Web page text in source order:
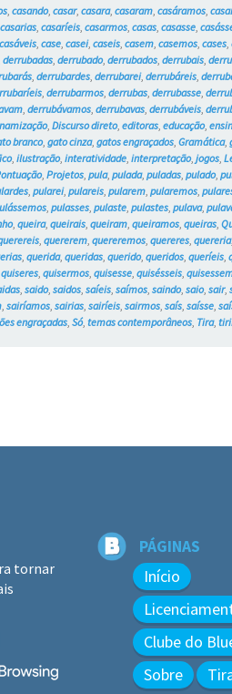
,casando,casar,casara,casaram ,casáramos ,
,casarias ,casaríeis ,casarmos ,casas ,casasse ,
casáveis ,case ,casei,caseis ,casem ,casemos ,cases ,
derrubadas ,derrubado,derrubados ,derrubais ,
,derrubardes ,derrubarei,derrubáreis ,
,derrubarmos ,derrubas ,derrubasse ,
,derrubávamos ,derrubavas ,derrubáveis ,
,Discurso direto,editoras ,educação,
branco,gato cinza,gatos engraçados ,Gramática,
,ilustração,interatividade ,interpretação,jogos ,
,Projetos ,pula,pulada,puladas ,pulado,
,pularei,pulareis ,pularem ,pularemos ,
,pulasses ,pulaste ,pulastes ,pulava,
,queira,queirais ,queiram ,queiramos ,queiras ,
,quererem ,quereremos ,quereres ,quereria
,querida,queridas ,querido,queridos ,queríeis ,
,quiseres ,quisermos ,quisesse ,quisésseis ,
,saido,saidos ,saíeis ,saímos ,saindo,saio,sair,
,sairíamos ,sairias ,sairíeis ,sairmos ,saís ,saísse ,
engraçadas ,Só,temas contemporâneos Tira,
tornar
PÁGINAS
Início
Clube do
Sobre